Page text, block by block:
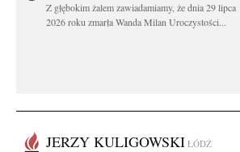
Z głębokim żalem zawiadamiamy, że dnia 29 lipca
2026 roku zmarła Wanda Milan Uroczystości...
JERZY KULIGOWSKI ŁÓDŹ